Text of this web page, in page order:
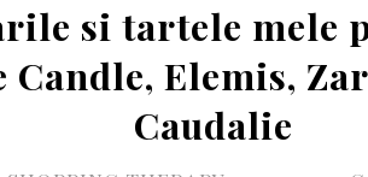
si tartele mele
Candle, Elemis,
Caudalie